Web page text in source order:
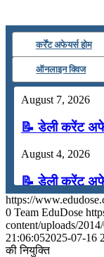
कर्रेंट अफेयर्स होम
ऑनलाइन क्विज
August 7, 2026
📝 डेली करेंट
August 4, 2026
📝 डेली करेंट
July 31, 2026
📝 डेली करेंट
https://
0 Team EduDose
content/uploads/
21:06:052025-07-16
की नियुक्ति